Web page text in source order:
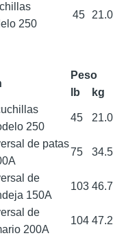
250
45 21.0
Peso
lb
kg
250
45 21.0
de patas
75 34.5
de
150A
103 46.7
de
200A
104 47.2